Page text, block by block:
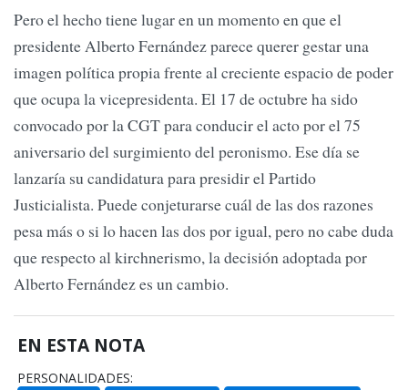
Pero el hecho tiene lugar en un momento en que el
presidente Alberto Fernández parece querer gestar una
imagen política propia frente al creciente espacio de poder
que ocupa la vicepresidenta. El 17 de octubre ha sido
convocado por la CGT para conducir el acto por el 75
aniversario del surgimiento del peronismo. Ese día se
lanzaría su candidatura para presidir el Partido
Justicialista. Puede conjeturarse cuál de las dos razones
pesa más o si lo hacen las dos por igual, pero no cabe duda
que respecto al kirchnerismo, la decisión adoptada por
Alberto Fernández es un cambio.
EN ESTA NOTA
PERSONALIDADES: